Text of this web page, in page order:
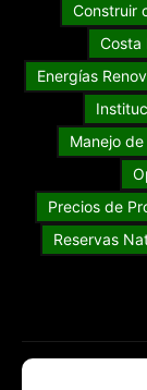
Construir
Costa
Energías
Manejo
Precios de
Reservas